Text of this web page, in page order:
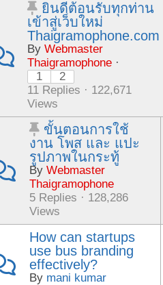
ยินดีต้อนรับทุกท่าน
เข้าสู่เว็บใหม่
Thaigramophone.com
By Webmaster
Thaigramophone·
1
2
11 Replies · 122,671
Views
ขั้นตอนการใช้
งาน โพส และ แปะ
รูปภาพในกระทู้
By Webmaster
Thaigramophone
5 Replies · 128,286
Views
How can startups
use bus branding
effectively?
By mani kumar